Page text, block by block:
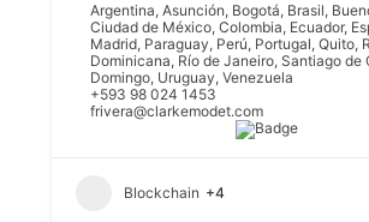
Argentina,Asunción, Bogotá, Brasil,
Ciudad de México,Colombia, Ecuador,
Madrid, Paraguay, Perú, Portugal,Quito,
Dominicana, Río de Janeiro, Santiago de
Domingo, Uruguay,Venezuela
+593 98 024 1453
frivera@clarkemodet.com
Blockchain +4